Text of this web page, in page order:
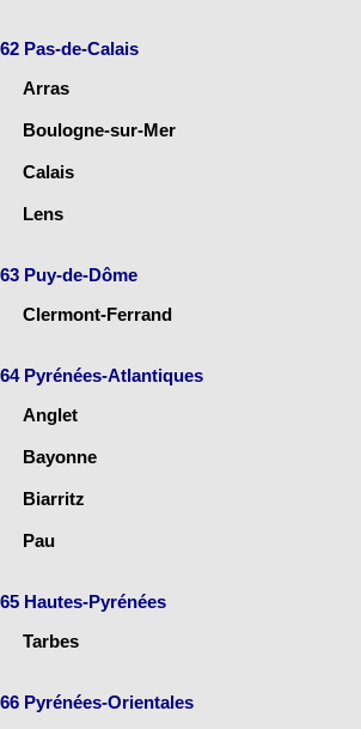
62 Pas-de-Calais
Arras
Boulogne-sur-Mer
Calais
Lens
63 Puy-de-Dôme
Clermont-Ferrand
64 Pyrénées-Atlantiques
Anglet
Bayonne
Biarritz
Pau
65 Hautes-Pyrénées
Tarbes
66 Pyrénées-Orientales